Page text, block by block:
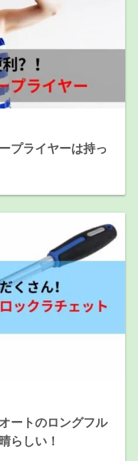
プライヤーは持っ
ートのロングフル
らしい！